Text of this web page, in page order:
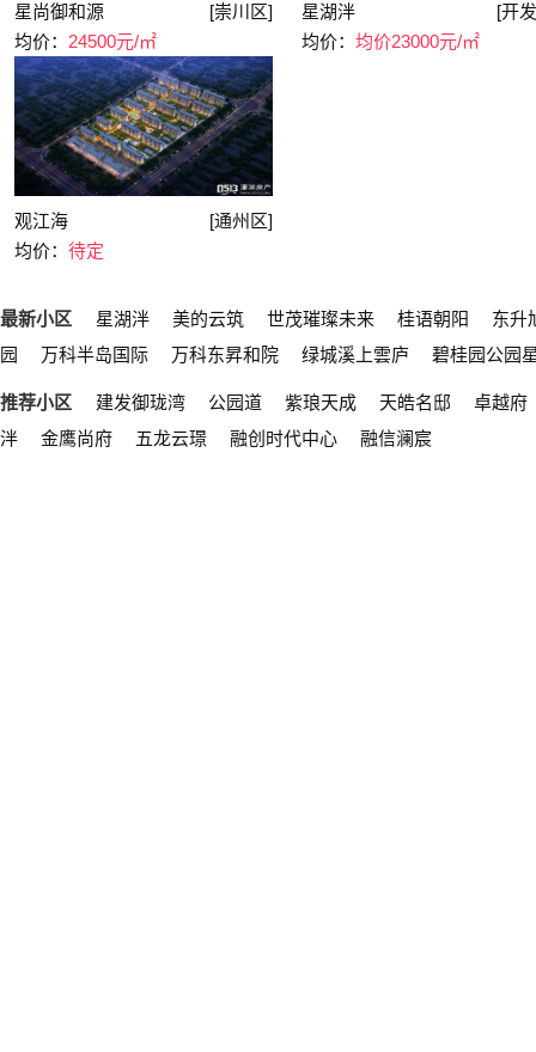
[崇川区]
星尚御和源
均价： 24500元/㎡
[开
星湖泮
均价： 均价23000元/㎡
[通州区]
观江海
均价： 待定
最新小区 星湖泮 美的云筑 世茂璀璨未来 桂语朝阳
东升
园
万科半岛国际 万科东昇和院 绿城溪上雲庐 碧桂园公园
推荐小区 建发御珑湾 公园道 紫琅天成 天皓名邸
卓越府
泮
金鹰尚府 五龙云璟 融创时代中心 融信澜宸